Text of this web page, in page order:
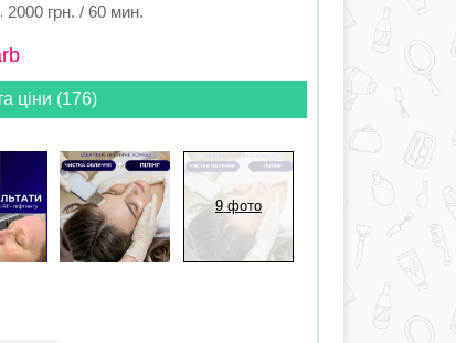
2000 грн. / 60 мин.
ціни (176)
9 фото